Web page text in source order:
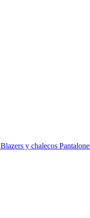
Blazers y chalecos